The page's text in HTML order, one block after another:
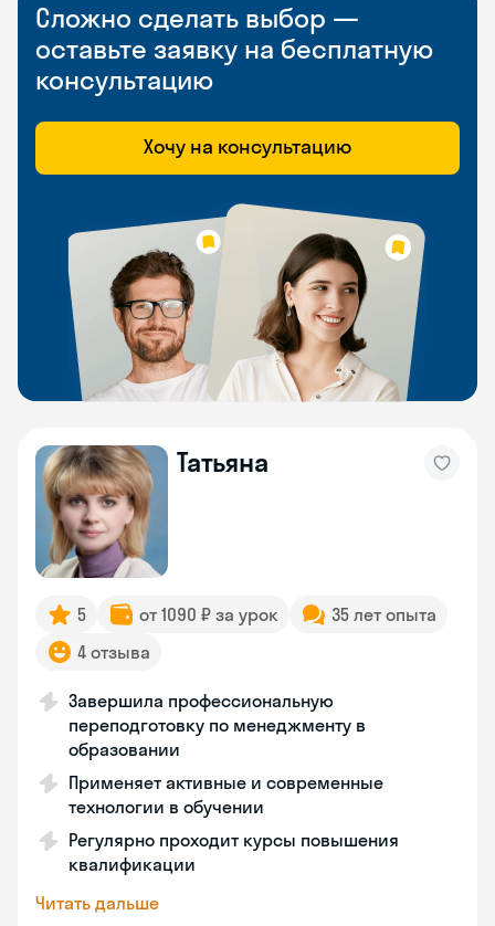
Сложно сделать выбор —
оставьте заявку на бесплатную
консультацию
Хочу на консультацию
Татьяна
5 от 1090 ₽ за урок
35 лет опыта
4 отзыва
Завершила профессиональную
переподготовку по менеджменту в
образовании
Применяет активные и современные
технологии в обучении
Регулярно проходит курсы повышения
квалификации
Читать дальше